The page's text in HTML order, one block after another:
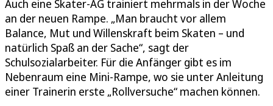
Auch eine Skater-AG trainiert mehrmals in der Woche
an der neuen Rampe. „Man braucht vor allem
Balance, Mut und Willenskraft beim Skaten – und
natürlich Spaß an der Sache“, sagt der
Schulsozialarbeiter. Für die Anfänger gibt es im
Nebenraum eine Mini-Rampe, wo sie unter Anleitung
einer Trainerin erste „Rollversuche“ machen können.